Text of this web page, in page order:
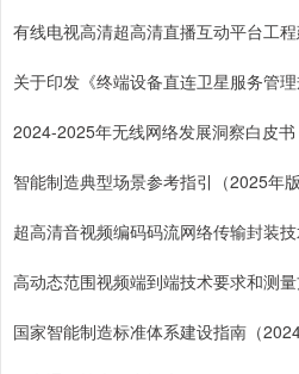
有线电视高清超高清直播互动平台工
关于印发《终端设备直连卫星服务管
2024-2025年无线网络发展洞察白皮书
智能制造典型场景参考指引（2025年版
超高清音视频编码码流网络传输封装
高动态范围视频端到端技术要求和测
国家智能制造标准体系建设指南（2024